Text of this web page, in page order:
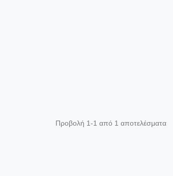
Προβολή 1-1 από 1 αποτελέσματα